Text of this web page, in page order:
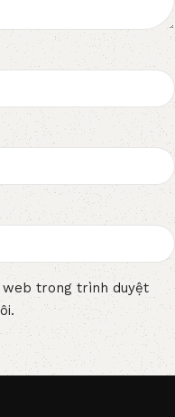
web trong trình duyệt